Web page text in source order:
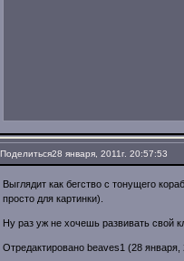
Поделиться28 января, 2011г. 20:57:53
Выглядит как бегство с тонущего
просто для картинки).
Ну раз уж не хочешь развивать свой
Отредактировано beaves1 (28 января,